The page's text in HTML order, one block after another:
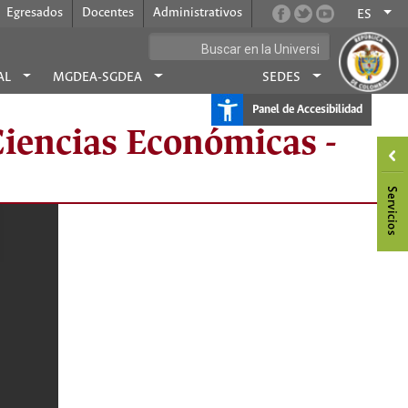
Egresados Docentes Administrativos ES
MGDEA-SGDEA SEDES
Panel de Accesibilidad
Económicas -